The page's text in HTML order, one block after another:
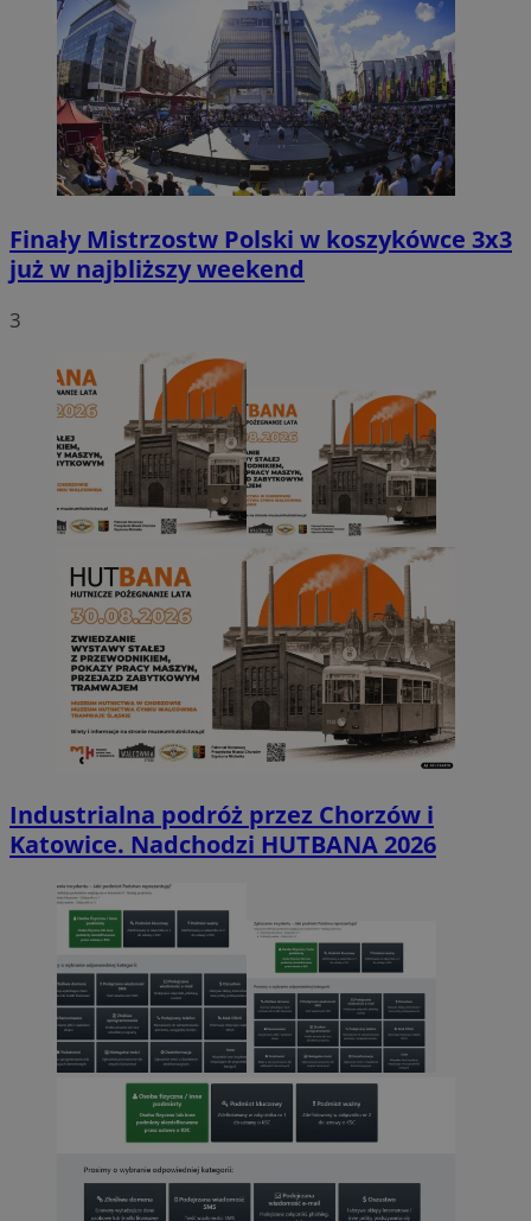
Finały Mistrzostw Polski w koszykówce 3x3
już w najbliższy weekend
3
Industrialna podróż przez Chorzów i
Katowice. Nadchodzi HUTBANA 2026